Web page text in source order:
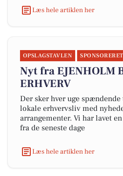
Læs hele artiklen her
OPSLAGSTAVLEN SPONSORERET
Nyt fra EJENHOLM
ERHVERV
Der sker hver uge
lokale erhvervsliv med
arrangementer. Vi har lavet
fra de seneste dage
Læs hele artiklen her